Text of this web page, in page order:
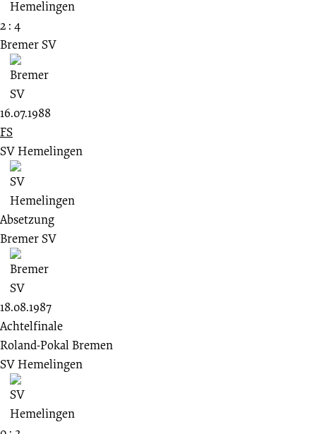
2 : 4
Bremer SV
16.07.1988
FS
SV Hemelingen
Absetzung
Bremer SV
18.08.1987
Achtelfinale
Roland-Pokal Bremen
SV Hemelingen